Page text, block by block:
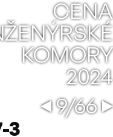
CENA
KOMORY
2024
←Jižní
9/66→
3